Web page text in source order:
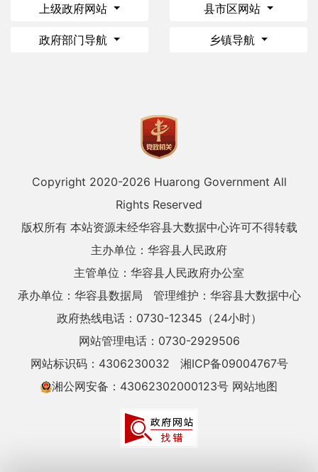
上级政府网站 县市区网站
政府部门导航 乡镇导航
Copyright 2020-2026 Huarong Government All
Rights Reserved
版权所有 本站资源未经华容县大数据中心许可不得转载
主办单位：华容县人民政府
主管单位：华容县人民政府办公室
承办单位：华容县数据局
管理维护：华容县大数据中心
政府热线电话：0730-12345（24小时）
网站管理电话：0730-2929506
网站标识码：4306230032
湘ICP备09004767号
湘公网安备：43062302000123号 网站地图